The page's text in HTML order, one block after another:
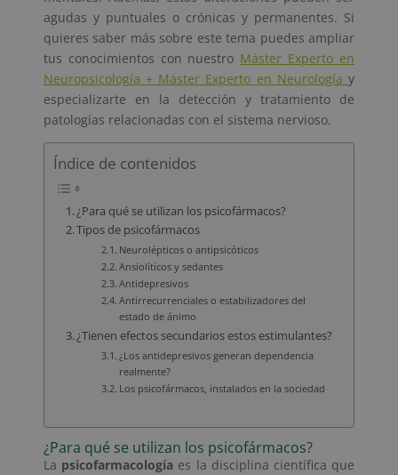
agudas y puntuales o crónicas y permanentes. Si
quieres saber más sobre este tema puedes ampliar
tus conocimientos con nuestro Máster Experto en
Neuropsicología + Máster Experto en Neurologíay
especializarte en la detección y tratamiento de
patologías relacionadas con el sistema nervioso.
Índice de contenidos
¿Para qué se utilizan los psicofármacos?
Tipos de psicofármacos
Neurolépticos o antipsicóticos
Ansiolíticos y sedantes
Antidepresivos
Antirrecurrenciales o estabilizadores del
estado de ánimo
¿Tienen efectos secundarios estos estimulantes?
¿Los antidepresivos generan dependencia
realmente?
Los psicofármacos, instalados en la sociedad
¿Para qué se utilizan los psicofármacos?
La psicofarmacologíaes la disciplina científica que